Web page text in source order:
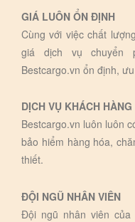
GIÁ LUÔN ỔN ĐỊNH
Cùng với việc chất
giá dịch vụ chuyển
Bestcargo.vn ổn định,
DỊCH VỤ KHÁCH HÀNG
Bestcargo.vn luôn luôn
bảo hiểm hàng hóa,
thiết.
ĐỘI NGŨ NHÂN VIÊN
Đội ngũ nhân viên của